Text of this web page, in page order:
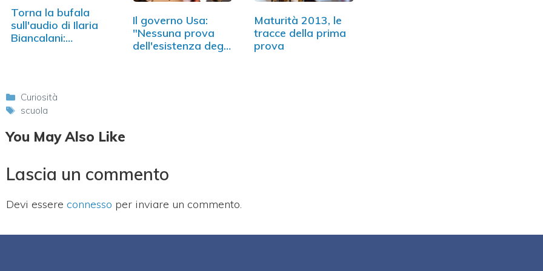
Torna la bufala
sull'audio di Ilaria
Biancalani:…
Il governo Usa:
"Nessuna prova
dell'esistenza degli
Maturità 2013, le
tracce della prima
prova
Categorie
Curiosità
Tag
scuola
You May Also Like
Lascia un commento
Devi essere connesso per inviare un commento.